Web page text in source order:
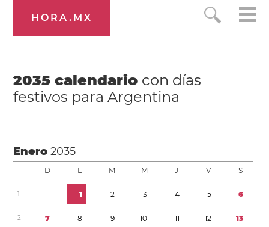
HORA.MX
2035 calendario con días
festivos paraArgentina
Enero2035
D L M M J V S
1 1 2 3 4 5 6
2 7 8 9 10 11 12 13